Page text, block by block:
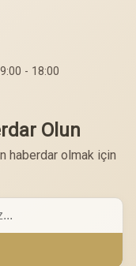
- 18:00
Olun
haberdar olmak için